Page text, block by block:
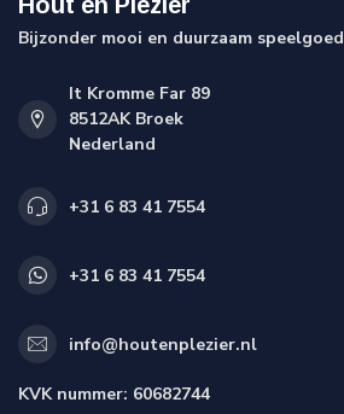
Bijzonder mooi en duurzaam speelgoed
It Kromme Far 89
8512AK Broek
Nederland
+31 6 83 41 7554
+31 6 83 41 7554
info@houtenplezier.nl
KVK nummer: 60682744